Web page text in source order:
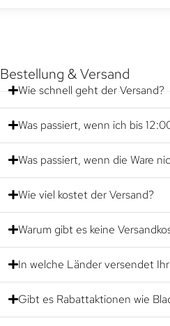
Bestellung & Versand
Wie schnell geht der Versand?
Was passiert, wenn ich bis
Was passiert, wenn die Ware
Wie viel kostet der Versand?
Warum gibt es keine
In welche Länder versendet
Gibt es Rabattaktionen wie